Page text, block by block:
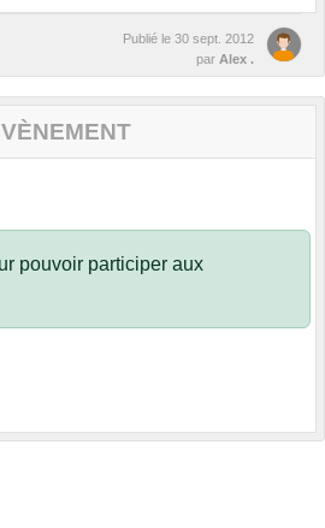
Publié le 30 sept. 2012
par Alex .
pouvoir participer aux